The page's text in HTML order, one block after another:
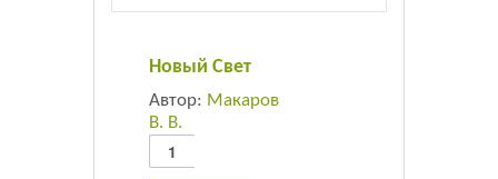
Новый Свет
Автор: Макаров
В. В.
Количество
товара